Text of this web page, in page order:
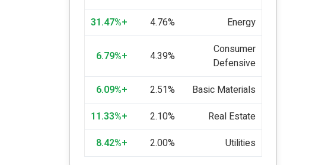
Energy
4.76%
+31.47%
Consumer
Defensive
4.39%
+6.79%
Basic Materials
2.51%
+6.09%
Real Estate
2.10%
+11.33%
Utilities
2.00%
+8.42%